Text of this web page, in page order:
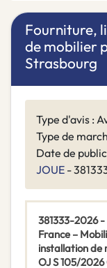
Fourniture,
de mobilier
Strasbourg
Type d'avis :
Type de
Date de
JOUE -
381333-2026
France –
installation de
OJ S 105/